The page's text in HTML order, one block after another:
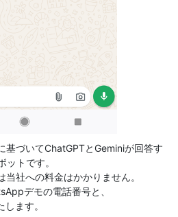
基づいてChatGPTとGeminiが回答す
トです。
社への料金はかかりません。
デモの電話番号と、
ます。